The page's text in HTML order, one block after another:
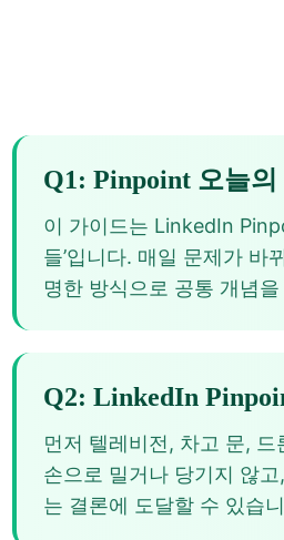
Q1: Pinpoint 오늘
이 가이드는 LinkedIn
들’입니다. 매일 문제가
명한 방식으로 공통 개념
Q2: LinkedIn
먼저 텔레비전, 차고 문,
손으로 밀거나 당기지 않
는 결론에 도달할 수 있습